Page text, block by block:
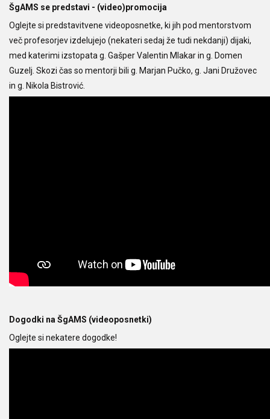
ŠgAMS se predstavi - (video)promocija
Oglejte si predstavitvene videoposnetke, ki jih pod mentorstvom
več profesorjev izdelujejo (nekateri sedaj že tudi nekdanji) dijaki,
med katerimi izstopata g. Gašper Valentin Mlakar in g. Domen
Guzelj. Skozi čas so mentorji bili g. Marjan Pučko, g. Jani Družovec
in g. Nikola Bistrović.
Dogodki na ŠgAMS (videoposnetki)
Oglejte si nekatere dogodke!